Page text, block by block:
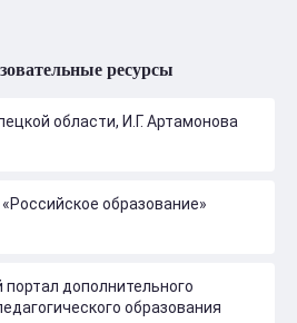
ресурсы
области, И.Г. Артамонова
образование»
дополнительного
образования